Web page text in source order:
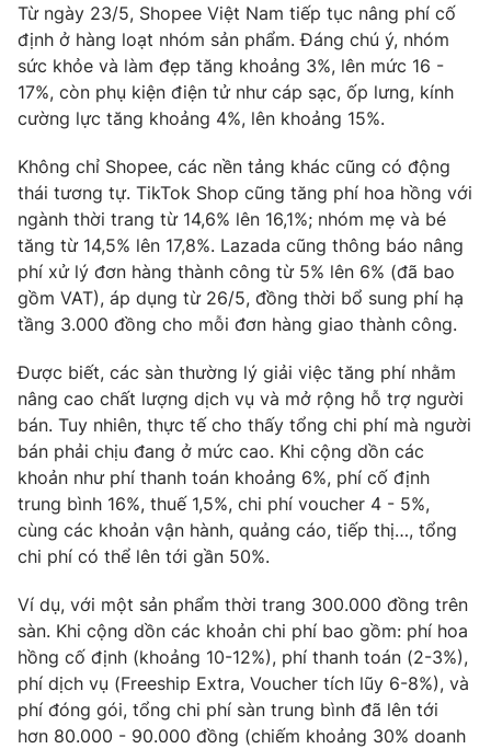
Giấy phép hoạt động báo in và báo điện tử số 483/GP-BTTTT
cấp ngày 29/12/2023
Tổng Biên tập:Vũ Thanh Thủy
Phó Tổng Biên tập:Nguyễn Thị Mỹ Hạnh, Phạm Quốc Thắng,
Nguyễn Trọng Ninh
Ðiện thoại Thời báo VTV: 024.66 897 897
Email:
toasoan@vtv.vn
Liên hệ quảng cáo:024-7300.7108
® Cấm sao chép dưới mọi hình thức nếu không có sự chấp
thuận bằng văn bản. Ghi rõ nguồn VTV.vn khi phát hành lại
thông tin từ website này.
Từ ngày 23/5, Shopee Việt Nam tiếp tục nâng phí cố
định ở hàng loạt nhóm sản phẩm. Đáng chú ý, nhóm
sức khỏe và làm đẹp tăng khoảng 3%, lên mức 16 -
17%, còn phụ kiện điện tử như cáp sạc, ốp lưng, kính
cường lực tăng khoảng 4%, lên khoảng 15%.
Không chỉ Shopee, các nền tảng khác cũng có động
thái tương tự. TikTok Shop cũng tăng phí hoa hồng với
ngành thời trang từ 14,6% lên 16,1%; nhóm mẹ và bé
tăng từ 14,5% lên 17,8%. Lazada cũng thông báo nâng
phí xử lý đơn hàng thành công từ 5% lên 6% (đã bao
gồm VAT), áp dụng từ 26/5, đồng thời bổ sung phí hạ
tầng 3.000 đồng cho mỗi đơn hàng giao thành công.
Được biết, các sàn thường lý giải việc tăng phí nhằm
nâng cao chất lượng dịch vụ và mở rộng hỗ trợ người
bán. Tuy nhiên, thực tế cho thấy tổng chi phí mà người
bán phải chịu đang ở mức cao. Khi cộng dồn các
khoản như phí thanh toán khoảng 6%, phí cố định
trung bình 16%, thuế 1,5%, chi phí voucher 4 - 5%,
cùng các khoản vận hành, quảng cáo, tiếp thị…, tổng
chi phí có thể lên tới gần 50%.
Ví dụ, với một sản phẩm thời trang 300.000 đồng trên
sàn. Khi cộng dồn các khoản chi phí bao gồm: phí hoa
hồng cố định (khoảng 10-12%), phí thanh toán (2-3%),
phí dịch vụ (Freeship Extra, Voucher tích lũy 6-8%), và
phí đóng gói, tổng chi phí sàn trung bình đã lên tới
hơn 80.000 - 90.000 đồng (chiếm khoảng 30% doanh